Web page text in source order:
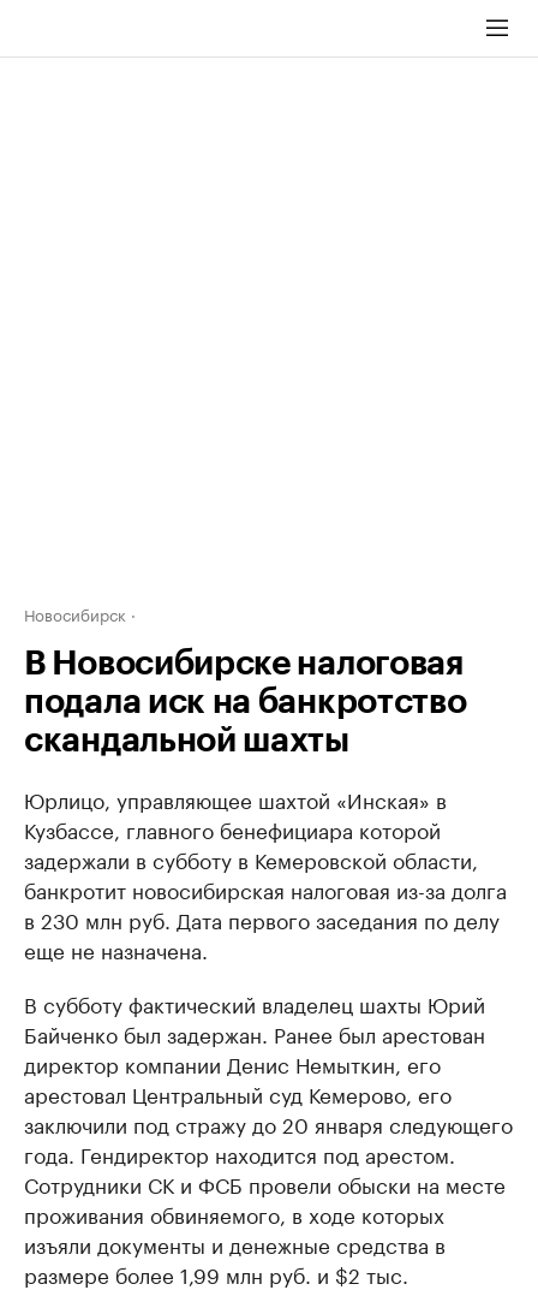
Новосибирск
В Новосибирске налоговая
подала иск на банкротство
скандальной шахты
Юрлицо, управляющее шахтой «Инская» в
Кузбассе, главного бенефициара которой
задержали в субботу в Кемеровской области,
банкротит новосибирская налоговая из-за долга
в 230 млн руб. Дата первого заседания по делу
еще не назначена.
В субботу фактический владелец шахты Юрий
Байченко был задержан. Ранее был арестован
директор компании Денис Немыткин, его
арестовал Центральный суд Кемерово, его
заключили под стражу до 20 января следующего
года. Гендиректор находится под арестом.
Сотрудники СК и ФСБ провели обыски на месте
проживания обвиняемого, в ходе которых
изъяли документы и денежные средства в
размере более 1,99 млн руб. и $2 тыс.